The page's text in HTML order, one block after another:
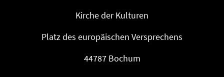
Kirche der Kulturen
Platz des euro­päi­schen Versprechens
44787 Bochum